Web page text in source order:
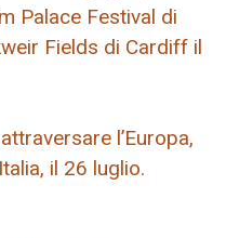
Palace Festival di
Fields di Cardiff il
l’Europa,
il 26 luglio.